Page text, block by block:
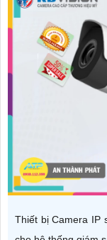
Thiết bị Camera IP